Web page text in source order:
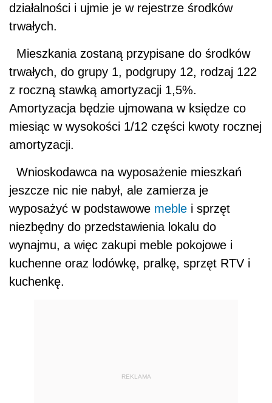
działalności i ujmie je w rejestrze środków
trwałych.
Mieszkania zostaną przypisane do środków
trwałych, do grupy 1, podgrupy 12, rodzaj 122
z roczną stawką amortyzacji 1,5%.
Amortyzacja będzie ujmowana w księdze co
miesiąc w wysokości 1/12 części kwoty rocznej
amortyzacji.
Wnioskodawca na wyposażenie mieszkań
jeszcze nic nie nabył, ale zamierza je
wyposażyć w podstawowe meble i sprzęt
niezbędny do przedstawienia lokalu do
wynajmu, a więc zakupi meble pokojowe i
kuchenne oraz lodówkę, pralkę, sprzęt RTV i
kuchenkę.
REKLAMA